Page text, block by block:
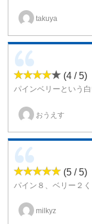
パインメインのフルー
ガンクはマンゴー程
takuya
(4 / 5)
パインベリー自体は食べたことがないのですが、
甘さもそこそこにあり、
おうえす
(5 / 5)
パイン８、ベリー２く
美味しく感じますね。
milkyz